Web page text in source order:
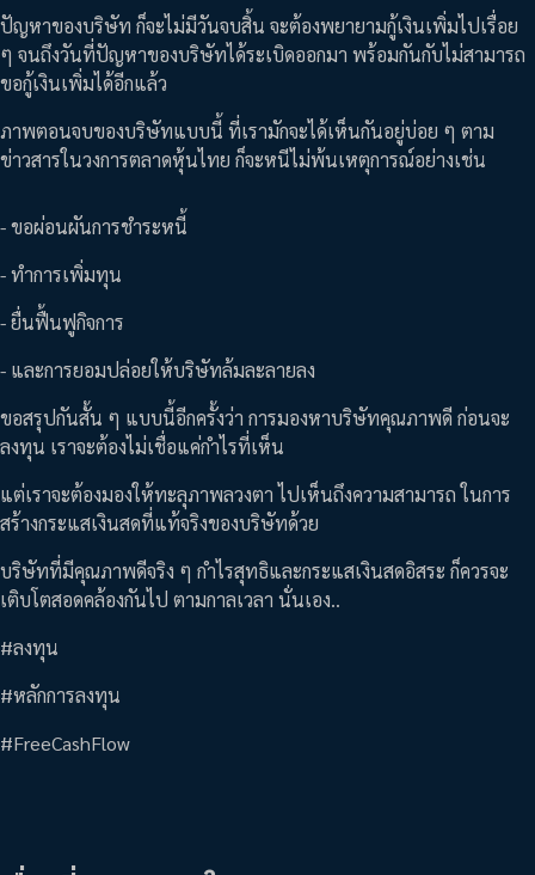
ปัญหาของบริษัท ก็จะไม่มีวันจบสิ้น จะต้องพยายามกู้เงินเพิ่มไปเรื่อย
ๆ จนถึงวันที่ปัญหาของบริษัทได้ระเบิดออกมา พร้อมกันกับไม่สามารถ
ขอกู้เงินเพิ่มได้อีกแล้ว
ภาพตอนจบของบริษัทแบบนี้ ที่เรามักจะได้เห็นกันอยู่บ่อย ๆ ตาม
ข่าวสารในวงการตลาดหุ้นไทย ก็จะหนีไม่พ้นเหตุการณ์อย่างเช่น
- ขอผ่อนผันการชำระหนี้
- ทำการเพิ่มทุน
- ยื่นฟื้นฟูกิจการ
- และการยอมปล่อยให้บริษัทล้มละลายลง
ขอสรุปกันสั้น ๆ แบบนี้อีกครั้งว่า การมองหาบริษัทคุณภาพดี ก่อนจะ
ลงทุน เราจะต้องไม่เชื่อแค่กำไรที่เห็น
แต่เราจะต้องมองให้ทะลุภาพลวงตา ไปเห็นถึงความสามารถ ในการ
สร้างกระแสเงินสดที่แท้จริงของบริษัทด้วย
บริษัทที่มีคุณภาพดีจริง ๆ กำไรสุทธิและกระแสเงินสดอิสระ ก็ควรจะ
เติบโตสอดคล้องกันไป ตามกาลเวลา นั่นเอง..
#ลงทุน
#หลักการลงทุน
#FreeCashFlow